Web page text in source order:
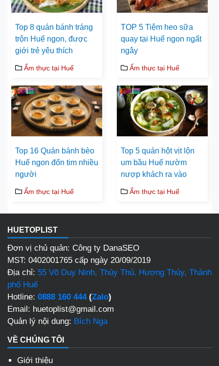
Top 8 quán bánh tráng
trộn Huế ngon, được
giới trẻ yêu thích
Ẩm thực tại Huế
TOP 5 Tiệm heo sữa
quay tại Huế ngon ngất
ngây
Ẩm thực tại Huế
Top 16 Quán bánh bèo
Huế ngon đốn tim nhiều
người
Ẩm thực tại Huế
Top 5 quán hột vịt lộn
um bầu Huế nườm
nượp khách ra vào
Ẩm thực tại Huế
HUETOPLIST
Đơn vị chủ quản: Công ty DanaSEO
MST: 0402001765 cấp ngày 20/09/2019
Địa chỉ: 55 Võ Duy Ninh, Thủy Thủ, Hương Thủy, Thành
phố Huế
Hotline: 0888 160 444(Zalo)
Email: huetoplist@gmail.com
Quản lý nội dung: Bích Nga
VỀ CHÚNG TÔI
Giới thiệu